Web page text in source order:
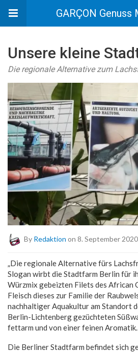
GARÇON Genuss
Unsere kleine
Die regionale Alternative zum
By Redaktion on 8. September 2020
„Die regionale Alternative fürs
Slogan wirbt die Stadtfarm Berlin für
Würzmix gebeizten Filets des African
Fleisch dieses zur Familie der
nachhaltiger Aquakultur am Standort
Berlin-Lichtenberg gezüchteten
fettarm und von einer feinen Aromatik.
Die Berliner Stadtfarm befindet sich